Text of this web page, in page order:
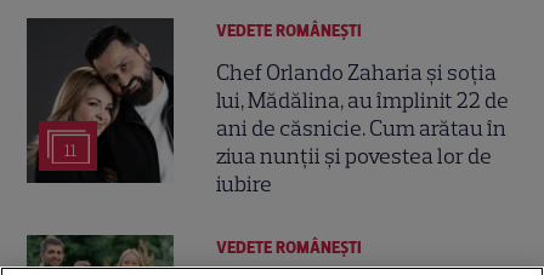
11
VEDETE ROMÂNEŞTI
Chef Orlando Zaharia și soția
lui, Mădălina, au împlinit 22 de
ani de căsnicie. Cum arătau în
ziua nunții și povestea lor de
iubire
VEDETE ROMÂNEŞTI